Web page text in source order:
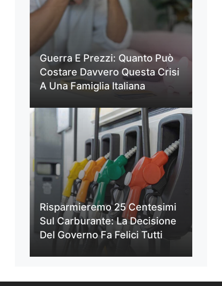
Guerra E Prezzi: Quanto Può
Costare Davvero Questa Crisi
A Una Famiglia Italiana
Risparmieremo 25 Centesimi
Sul Carburante: La Decisione
Del Governo Fa Felici Tutti